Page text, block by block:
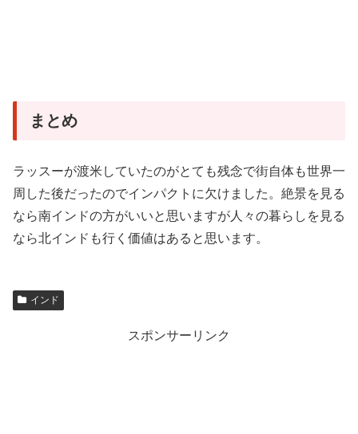
まとめ
ラッスーが渡米していたのがとても残念で街自体も世界一
周した後だったのでインパクトに欠けました。絶景を見る
なら南インドの方がいいと思いますが人々の暮らしを見る
なら北インドも行く価値はあると思います。
インド
スポンサーリンク